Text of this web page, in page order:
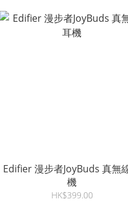
Edifier 漫步者JoyBuds 真無
機
HK$399.00